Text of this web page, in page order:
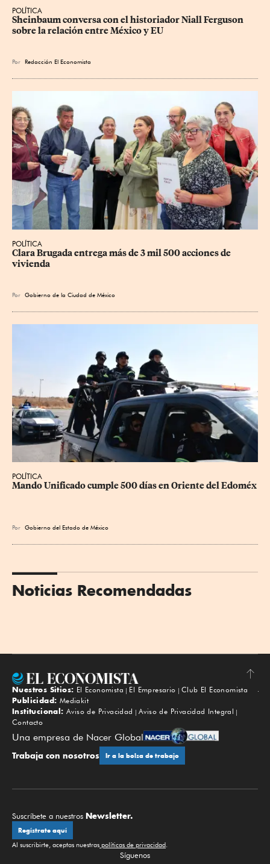
POLÍTICA
Sheinbaum conversa con el historiador Niall Ferguson
sobre la relación entre México y EU
Por Redacción El Economista
POLÍTICA
Clara Brugada entrega más de 3 mil 500 acciones de
vivienda
Por Gobierno de la Ciudad de México
POLÍTICA
Mando Unificado cumple 500 días en Oriente del Edoméx
Por Gobierno del Estado de México
Noticias Recomendadas
Subir
Nuestros Sitios: El Economista El Empresario
Club El Economista
Publicidad: Mediakit
Institucional: Aviso de Privacidad
Aviso de Privacidad Integral
Contacto
Una empresa de Nacer Global
Trabaja con nosotros Ir a la bolsa de trabajo
Suscríbete a nuestros Newsletter.
Regístrate aquí
Al suscribirte, aceptas nuestras políticas de privacidad.
Síguenos